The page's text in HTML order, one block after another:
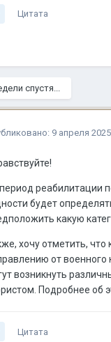
Цитата
спустя...
9 апреля 2025
реабилитации
будет
какую
хочу отметить,
от
возникнуть
Подробнее об
Цитата